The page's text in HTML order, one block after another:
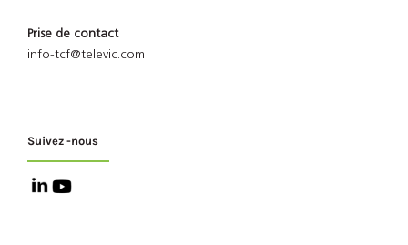
Prise de contact
info-tcf@televic.com
Suivez -nous